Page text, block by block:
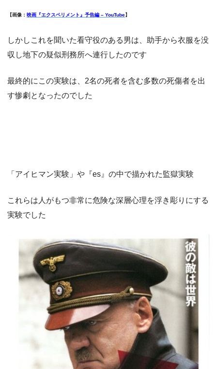
【画像： 映画『エクスペリメント』予告編 – YouTube】
しかしこれを聞いた看守役のある男は、助手から衣服を没
収し地下の疑似刑務所へ連行したのです
最終的にこの実験は、2名の死者を含む多数の死傷者を出
す惨劇となったのでした
「アイヒマン実験」や『es』の中で描かれた監獄実験
これらは人がもつ非常に危険な深層心理を浮き彫りにする
実験でした